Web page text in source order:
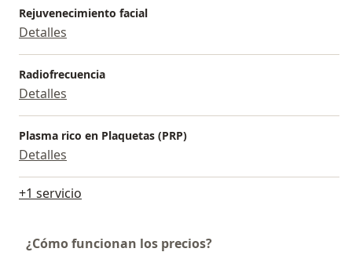
Rejuvenecimiento facial
Detalles
Radiofrecuencia
Detalles
Plasma rico en Plaquetas (PRP)
Detalles
+1 servicio
¿Cómo funcionan los precios?